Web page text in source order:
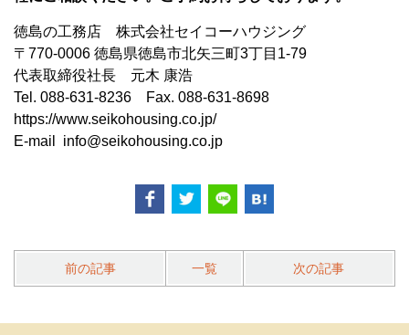
徳島の工務店 株式会社セイコーハウジング
〒770-0006 徳島県徳島市北矢三町3丁目1-79
代表取締役社長 元木 康浩
Tel. 088-631-8236 Fax. 088-631-8698
https://www.seikohousing.co.jp/​
E-mail info@seikohousing.co.jp
前の記事 一覧 次の記事